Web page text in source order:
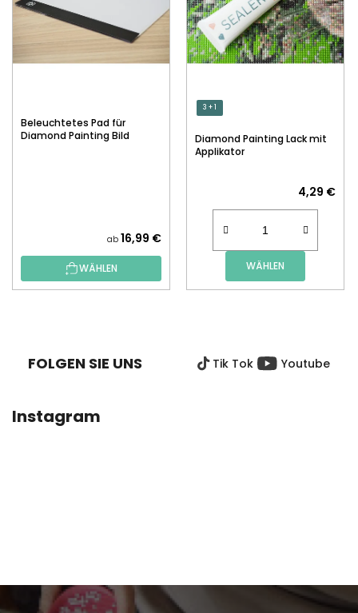
Beleuchtetes Pad für
Diamond Painting Bild
ab 16,99 €
WÄHLEN
3 + 1
Diamond Painting Lack mit
Applikator
4,29 €
WÄHLEN
FOLGEN SIE UNS Tik Tok Youtube
Instagram